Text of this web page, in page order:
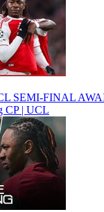
SEMI-FINAL
CP | UCL